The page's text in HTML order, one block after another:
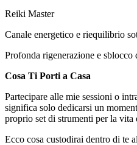
Reiki Master
Canale energetico e riequilibrio
Profonda rigenerazione e sblocco
Cosa Ti Porti a Casa
Partecipare alle mie sessioni o
significa solo dedicarsi un
proprio set di strumenti per la vita
Ecco cosa custodirai dentro di te